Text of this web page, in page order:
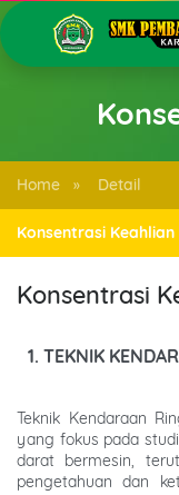
Home » Detail
Konsentrasi Keahlian
Konsentrasi
1. TEKNIK
Teknik Kendaraan
yang fokus pada
darat bermesin,
pengetahuan dan